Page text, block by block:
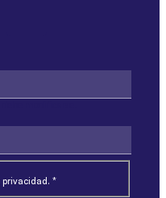
privacidad. *